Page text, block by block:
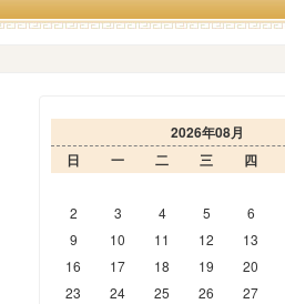
2026年08月
日
一 二 三 四
2
3 4 5 6
9
10 11 12 13
16
17 18 19 20
23
24 25 26 27